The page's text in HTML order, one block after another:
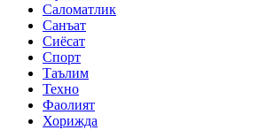
Саломатлик
Санъат
Сиёсат
Спорт
Таълим
Техно
Фаолият
Хорижда